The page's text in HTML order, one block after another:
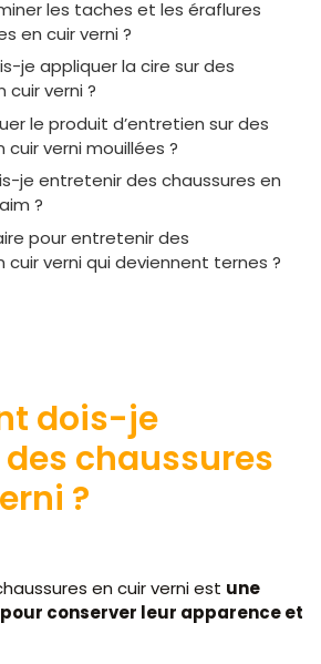
les taches et les éraflures
en cuir verni ?
je appliquer la cire sur des
cuir verni ?
le produit d’entretien sur des
cuir verni mouillées ?
je entretenir des chaussures en
?
pour entretenir des
cuir verni qui deviennent ternes ?
dois-je
chaussures
?
en cuir verni est une
conserver leur apparence et